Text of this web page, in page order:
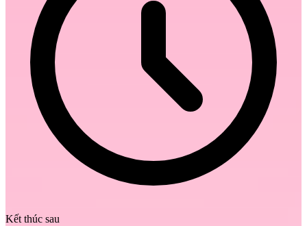
Kết thúc sau